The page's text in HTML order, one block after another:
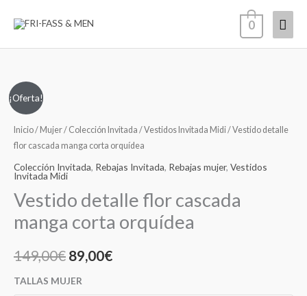
0
¡Oferta!
Inicio/ Mujer/ Colección Invitada /Vestidos Invitada Midi/ Vestido detalle
flor cascada manga corta orquídea
Colección Invitada, Rebajas Invitada, Rebajas mujer, Vestidos
Invitada Midi
Vestido detalle flor cascada
manga corta orquídea
149,00€
precio
original
era:
149,00€.
89,00€
precio
actual
es:
89,00€.
TALLAS MUJER
Vestido
detalle
flor
cascada
manga
corta
orquídea